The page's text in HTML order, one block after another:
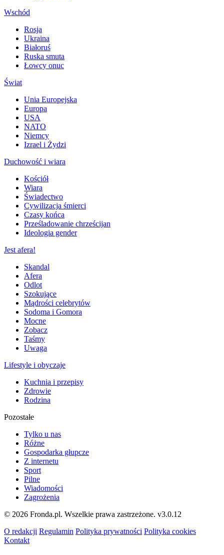
Wschód
Rosja
Ukraina
Białoruś
Ruska smuta
Łowcy onuc
Świat
Unia Europejska
Europa
USA
NATO
Niemcy
Izrael i Żydzi
Duchowość i wiara
Kościół
Wiara
Świadectwo
Cywilizacja śmierci
Czasy końca
Prześladowanie chrześcijan
Ideologia gender
Jest afera!
Skandal
Afera
Odlot
Szokujące
Mądrości celebrytów
Sodoma i Gomora
Mocne
Zobacz
Taśmy
Uwaga
Lifestyle i obyczaje
Kuchnia i przepisy
Zdrowie
Rodzina
Pozostałe
Tylko u nas
Różne
Gospodarka głupcze
Z internetu
Sport
Pilne
Wiadomości
Zagrożenia
© 2026 Fronda.pl. Wszelkie prawa zastrzeżone. v3.0.12
O redakcji Regulamin Polityka prywatności Polityka cookies
Kontakt